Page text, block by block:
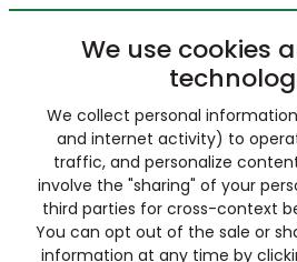
We use cookies
We collect personal
and internet activity) to
traffic, and personalize
involve the "sharing" of your
third parties for cross-context
You can opt out of the sale or
information at any time by